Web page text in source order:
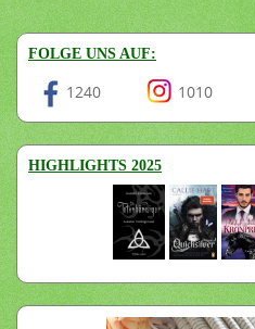
FOLGE UNS AUF:
1240 1010
HIGHLIGHTS 2025